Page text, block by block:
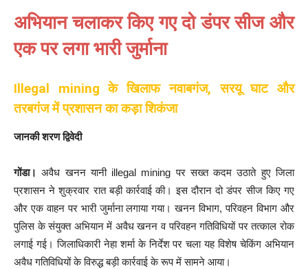
अभियान चलाकर किए गए दो डंपर सीज और
एक पर लगा भारी जुर्माना
Illegal mining के खिलाफ नवाबगंज, सरयू घाट और
तरबगंज में प्रशासन का कड़ा शिकंजा
जानकी शरण द्विवेदी
गोंडा। अवैध खनन यानी illegal mining पर सख्त कदम उठाते हुए जिला
प्रशासन ने शुक्रवार रात बड़ी कार्रवाई की। इस दौरान दो डंपर सीज किए गए
और एक वाहन पर भारी जुर्माना लगाया गया। खनन विभाग, परिवहन विभाग और
पुलिस के संयुक्त अभियान में अवैध खनन व परिवहन गतिविधियों पर तत्काल रोक
लगाई गई। जिलाधिकारी नेहा शर्मा के निर्देश पर चला यह विशेष चेकिंग अभियान
अवैध गतिविधियों के विरुद्ध बड़ी कार्रवाई के रूप में सामने आया।